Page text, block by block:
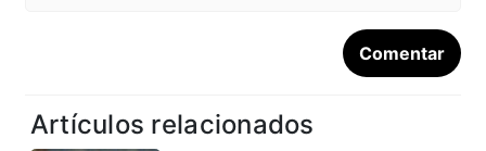
Artículos relacionados